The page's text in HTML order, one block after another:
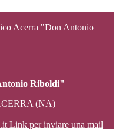
Acerra "Don Antonio
Riboldi"
(NA)
Link per inviare una mail